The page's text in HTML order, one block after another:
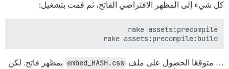
كل شيء إلى المظهر الافتراضي الفاتح، ثم قمت بتشغيل:
rake assets:precompile:build
… متوقعًا الحصول على ملف embed_HASH.css بمظهر فاتح. لكن